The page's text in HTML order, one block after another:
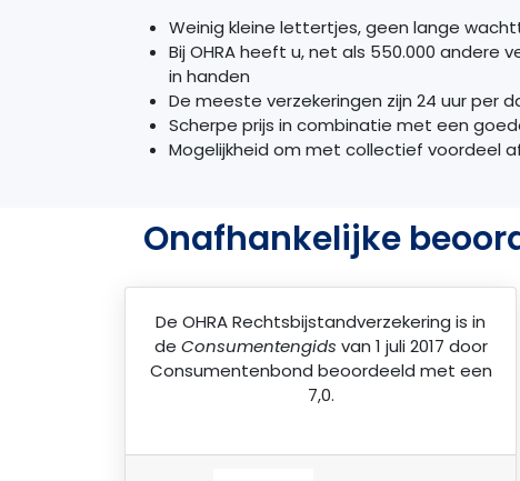
Weinig kleine lettertjes, geen lange
BijOHRAheeft u, net als 550.000 andere
in handen
De meeste verzekeringen zijn 24 uur per
Scherpe prijs in combinatie met een
Mogelijkheid om met collectief voordeel
Onafhankelijke
DeOHRA Rechtsbijstandverzekering is in
de Consumentengids van 1 juli 2017 door
Consumentenbond beoordeeld met een
7,0.